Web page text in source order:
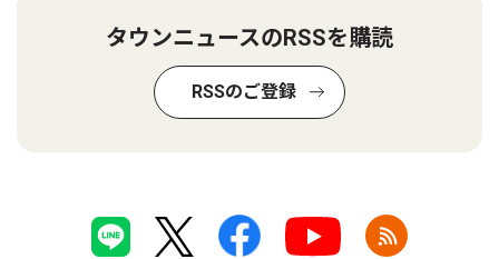
タウンニュースのRSSを購読
RSSのご登録